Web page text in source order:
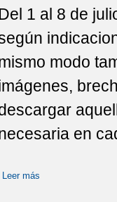
1 al 8 de
modo
en
Leer más